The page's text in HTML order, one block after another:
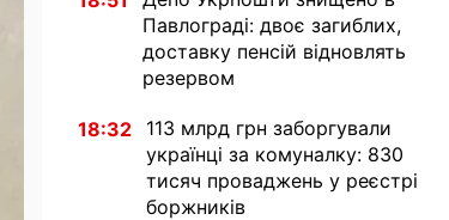
Павлограді: двоє загиблих,
доставку пенсій відновлять
резервом
18:32
113 млрд грн заборгували
українці за комуналку: 830
тисяч проваджень у реєстрі
боржників